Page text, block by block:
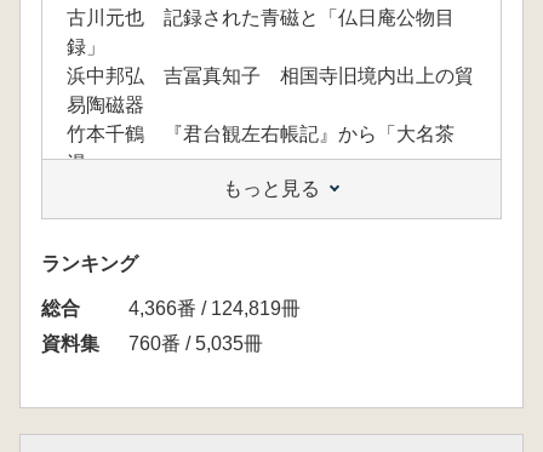
古川元也 記録された青磁と「仏日庵公物目
録」
浜中邦弘 吉冨真知子 相国寺旧境内出上の貿
易陶磁器
竹本千鶴 『君台観左右帳記』から「大名茶
湯」ヘ
堀内秀樹 蔵帳に書かれるもの、書かれないも
の
木塚久仁子 常陸上浦藩「土屋蔵帳」の性格
【事例報告】
春日真実 新潟県糸魚川市山岸遺跡の貿易陶磁
器
もっと見る
ランキング
総合
4,366番 / 124,819冊
資料集
760番 / 5,035冊